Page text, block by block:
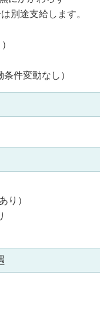
別途支給します。
件変動なし）
り）